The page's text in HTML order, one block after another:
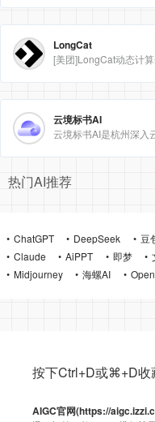
LongCat
云境标书AI
热门AI推荐
ChatGPT DeepSeek 豆
Claude
AiPPT 即梦
Midjourney
海螺AI
按下Ctrl+D或⌘+D收
AIGC官网(https://